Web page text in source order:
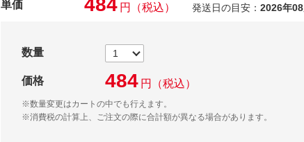
単価 484 円 （税込） 発送日の目安： 2026年
数量
価格 484 円 （税込）
※数量変更はカートの中でも行えます。
※消費税の計算上、ご注文の際に合計額が異なる場合があります。